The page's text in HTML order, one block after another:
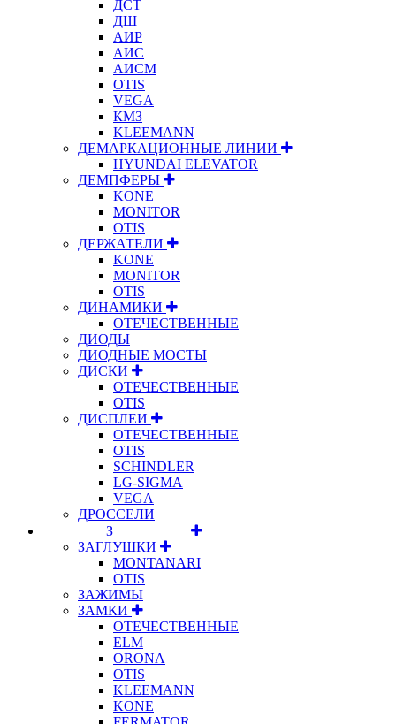
ДСТ
ДШ
АИР
АИС
АИСМ
OTIS
VEGA
КМЗ
KLEEMANN
ДЕМАРКАЦИОННЫЕ ЛИНИИ
HYUNDAI ELEVATOR
ДЕМПФЕРЫ
KONE
MONITOR
OTIS
ДЕРЖАТЕЛИ
KONE
MONITOR
OTIS
ДИНАМИКИ
ОТЕЧЕСТВЕННЫЕ
ДИОДЫ
ДИОДНЫЕ МОСТЫ
ДИСКИ
ОТЕЧЕСТВЕННЫЕ
OTIS
ДИСПЛЕИ
ОТЕЧЕСТВЕННЫЕ
OTIS
SCHINDLER
LG-SIGMA
VEGA
ДРОССЕЛИ
⠀⠀⠀⠀⠀⠀З⠀⠀⠀⠀⠀⠀⠀
ЗАГЛУШКИ
MONTANARI
OTIS
ЗАЖИМЫ
ЗАМКИ
ОТЕЧЕСТВЕННЫЕ
ELM
ORONA
OTIS
KLEEMANN
KONE